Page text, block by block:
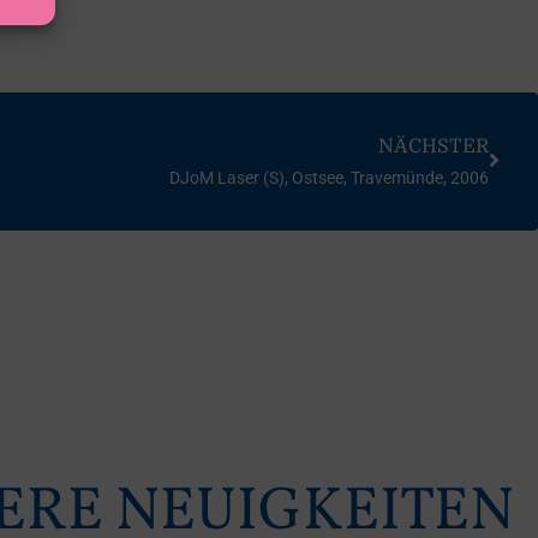
NÄCHSTER
DJoM Laser (S), Ostsee, Travemünde, 2006
NEUIGKEITEN